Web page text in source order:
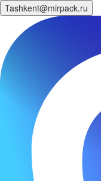
Tashkent@mirpack.ru